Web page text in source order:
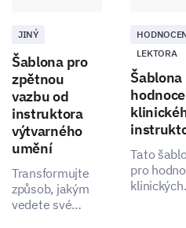
Ensuring students stay on
JINÝ
Šablona pro
zpětnou
vazbu od
instruktora
výtvarného
umění
Transformujte
způsob, jakým
vedete své
LEKTORA
Šablona
Tato
pro
klinických